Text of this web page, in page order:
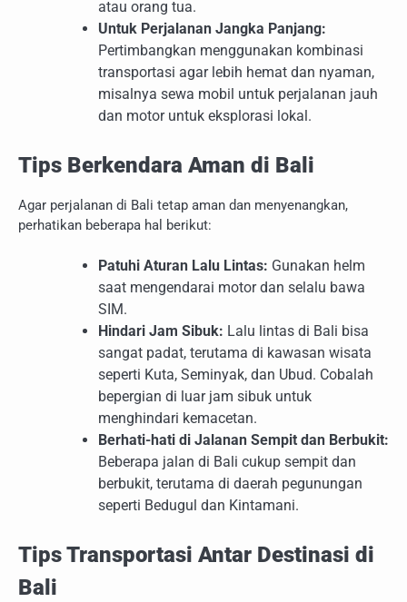
atau orang tua.
Untuk Perjalanan Jangka Panjang:
Pertimbangkan menggunakan kombinasi
transportasi agar lebih hemat dan nyaman,
misalnya sewa mobil untuk perjalanan jauh
dan motor untuk eksplorasi lokal.
Tips Berkendara Aman di Bali
Agar perjalanan di Bali tetap aman dan menyenangkan,
perhatikan beberapa hal berikut:
Patuhi Aturan Lalu Lintas: Gunakan helm
saat mengendarai motor dan selalu bawa
SIM.
Hindari Jam Sibuk: Lalu lintas di Bali bisa
sangat padat, terutama di kawasan wisata
seperti Kuta, Seminyak, dan Ubud. Cobalah
bepergian di luar jam sibuk untuk
menghindari kemacetan.
Berhati-hati di Jalanan Sempit dan Berbukit:
Beberapa jalan di Bali cukup sempit dan
berbukit, terutama di daerah pegunungan
seperti Bedugul dan Kintamani.
Tips Transportasi Antar Destinasi di
Bali